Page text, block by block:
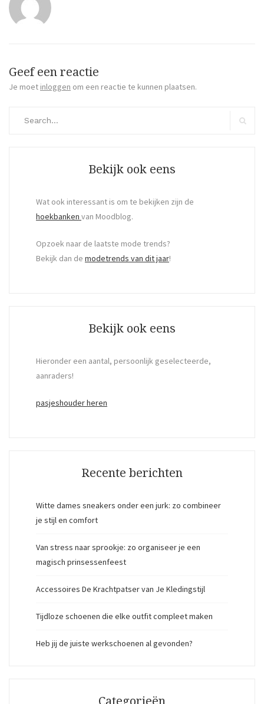
Geef een reactie
Je moet inloggen om een reactie te kunnen plaatsen.
Bekijk ook eens
Wat ook interessant is om te bekijken zijn de
hoekbanken van Moodblog.
Opzoek naar de laatste mode trends?
Bekijk dan de modetrends van dit jaar!
Bekijk ook eens
Hieronder een aantal, persoonlijk geselecteerde,
aanraders!
pasjeshouder heren
Recente berichten
Witte dames sneakers onder een jurk: zo combineer
je stijl en comfort
Van stress naar sprookje: zo organiseer je een
magisch prinsessenfeest
Accessoires De Krachtpatser van Je Kledingstijl
Tijdloze schoenen die elke outfit compleet maken
Heb jij de juiste werkschoenen al gevonden?